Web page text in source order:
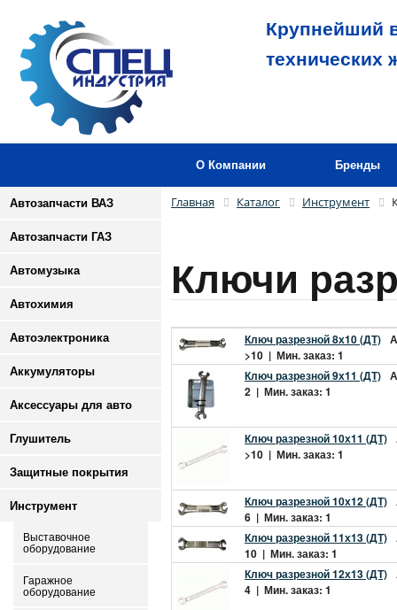
Крупнейший
технических
О Компании Бренды
Автозапчасти ВАЗ
Автозапчасти ГАЗ
Автомузыка
Автохимия
Автоэлектроника
Аккумуляторы
Аксессуары для авто
Глушитель
Защитные покрытия
Инструмент
Выставочное
оборудование
Гаражное
оборудование
Главная Каталог Инструмент
Ключи
Ключ разрезной 8х10 (ДТ)
>10 | Мин. заказ: 1
Ключ разрезной 9х11 (ДТ)
2 | Мин. заказ: 1
Ключ разрезной 10х11 (ДТ)
>10 | Мин. заказ: 1
Ключ разрезной 10х12 (ДТ)
6 | Мин. заказ: 1
Ключ разрезной 11х13 (ДТ)
10 | Мин. заказ: 1
Ключ разрезной 12х13 (ДТ)
4 | Мин. заказ: 1